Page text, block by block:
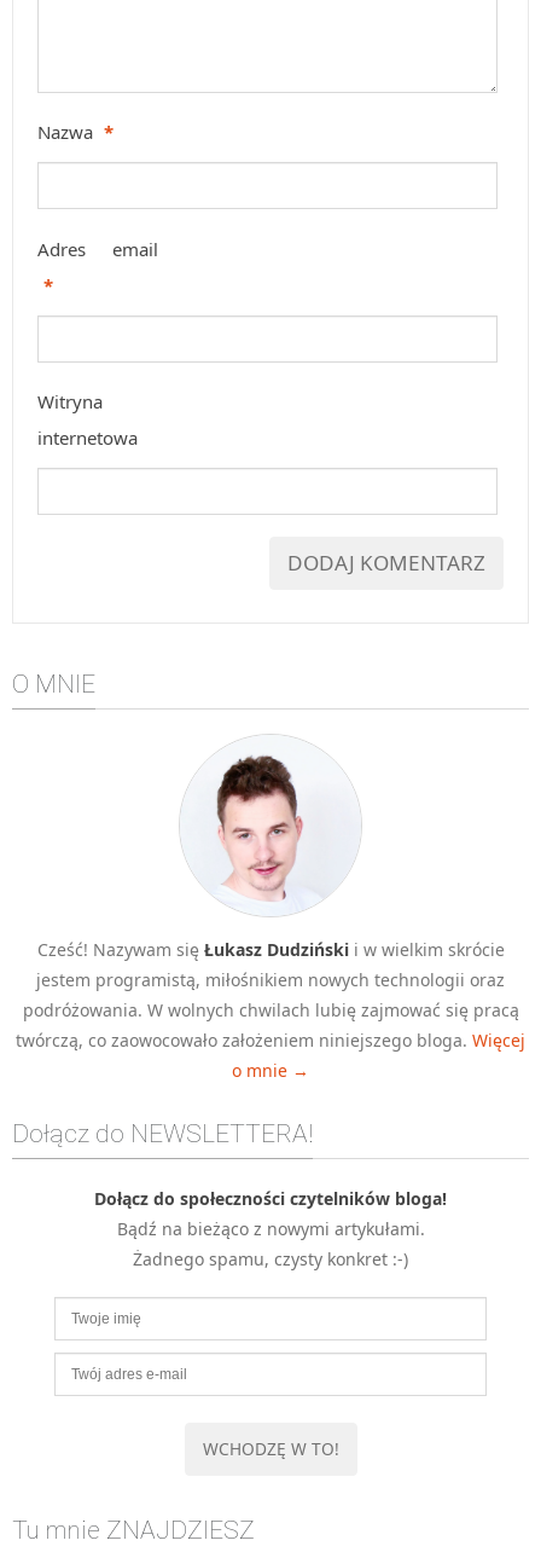
Nazwa *
Adres email
*
Witryna
internetowa
O MNIE
Cześć! Nazywam się Łukasz Dudzińskii w wielkim skrócie
jestem programistą, miłośnikiem nowych technologii oraz
podróżowania. W wolnych chwilach lubię zajmować się pracą
twórczą, co zaowocowało założeniem niniejszego bloga. Więcej
o mnie →
Dołącz do NEWSLETTERA!
Dołącz do społeczności czytelników bloga!
Bądź na bieżąco z nowymi artykułami.
Żadnego spamu, czysty konkret :-)
Tu mnie ZNAJDZIESZ